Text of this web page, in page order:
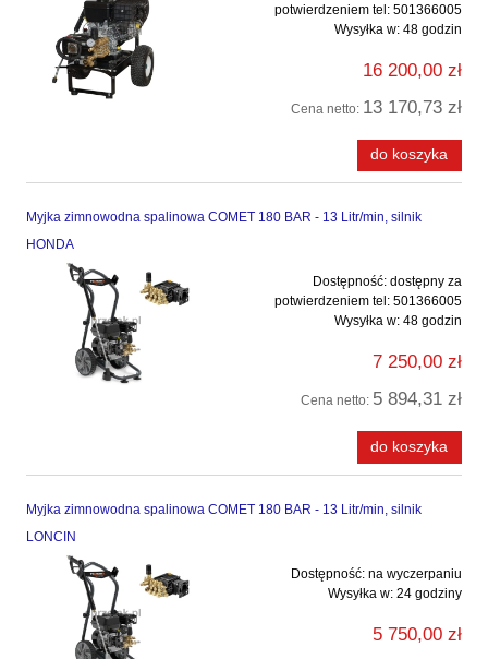
potwierdzeniem tel: 501366005
Wysyłka w: 48 godzin
16 200,00 zł
Cena netto: 13 170,73 zł
do koszyka
Myjka zimnowodna spalinowa COMET 180 BAR - 13 Litr/min, silnik
HONDA
Dostępność: dostępny za
potwierdzeniem tel: 501366005
Wysyłka w: 48 godzin
7 250,00 zł
Cena netto: 5 894,31 zł
do koszyka
Myjka zimnowodna spalinowa COMET 180 BAR - 13 Litr/min, silnik
LONCIN
Dostępność: na wyczerpaniu
Wysyłka w: 24 godziny
5 750,00 zł